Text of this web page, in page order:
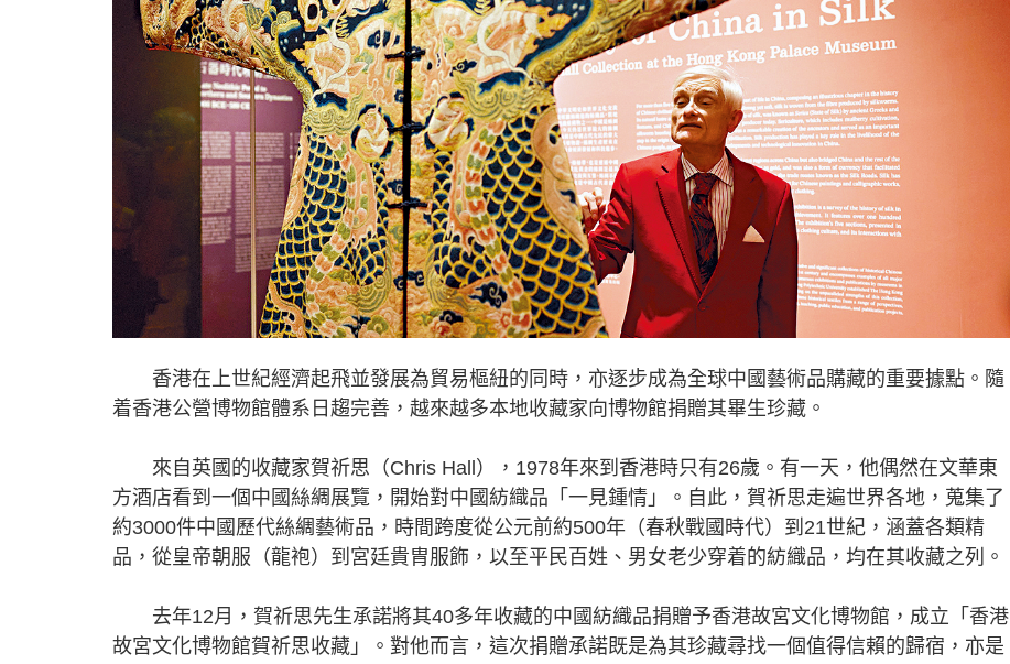
香港在上世紀經濟起飛並發展為貿易樞紐的同時，亦逐步成為全球中國藝術品購藏的重要據點。隨
着香港公營博物館體系日趨完善，越來越多本地收藏家向博物館捐贈其畢生珍藏。
來自英國的收藏家賀祈思（Chris Hall），1978年來到香港時只有26歲。有一天，他偶然在文華東
方酒店看到一個中國絲綢展覽，開始對中國紡織品「一見鍾情」。自此，賀祈思走遍世界各地，蒐集了
約3000件中國歷代絲綢藝術品，時間跨度從公元前約500年（春秋戰國時代）到21世紀，涵蓋各類精
品，從皇帝朝服（龍袍）到宮廷貴胄服飾，以至平民百姓、男女老少穿着的紡織品，均在其收藏之列。
去年12月，賀祈思先生承諾將其40多年收藏的中國紡織品捐贈予香港故宮文化博物館，成立「香港
故宮文化博物館賀祈思收藏」。對他而言，這次捐贈承諾既是為其珍藏尋找一個值得信賴的歸宿，亦是